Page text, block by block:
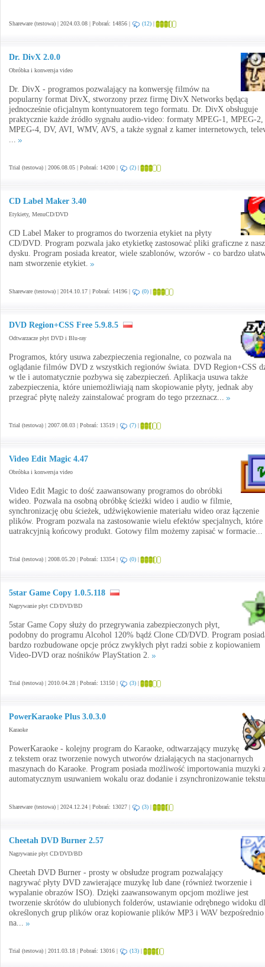
Shareware (testowa) | 2024.03.08 | Pobrań: 14856 | (12) |
Dr. DivX 2.0.0
Obróbka i konwersja video
Dr. DivX - programos pozwalający na konwersję filmów na
popularny format DivX, stworzony przez firmę DivX Networks będącą
jednocześnie oficjalnym kontynuatorem tego formatu. Dr. DivX obsługuje
praktycznie każde źródło sygnału audio-video: formaty MPEG-1, MPEG-2,
MPEG-4, DV, AVI, WMV, AVS, a także sygnał z kamer internetowych,
...
Trial (testowa) | 2006.08.05 | Pobrań: 14200 | (2) |
CD Label Maker 3.40
Etykiety, MenuCD/DVD
CD Label Maker to programos do tworzenia etykiet na płyty
CD/DVD. Program pozwala jako etykietkę zastosować pliki graficzne z
dysku. Program posiada kreator, wiele szablonów, wzorów - co bardzo
nam stworzenie etykiet.
Shareware (testowa) | 2014.10.17 | Pobrań: 14196 | (0) |
DVD Region+CSS Free 5.9.8.5
Odtwarzacze płyt DVD i Blu-ray
Programos, który usuwa zabezpieczenia regionalne, co pozwala na
oglądanie filmów DVD z wszystkich regionów świata. DVD Region+CSS
w tle i automatycznie pozbywa się zabezpieczeń. Aplikacja usuwa także
zabezpieczenia, które uniemożliwiają nam skopiowanie płyty, jednak aby
przegrać płytę należy zainstalować program do tego przeznacz...
Trial (testowa) | 2007.08.03 | Pobrań: 13519 | (7) |
Video Edit Magic 4.47
Obróbka i konwersja video
Video Edit Magic to dość zaawansowany programos do obróbki
wideo. Pozwala na osobną obróbkę ścieżki wideo i audio w filmie,
synchronizację obu ścieżek, udźwiękowienie materiału wideo oraz łączenie
plików. Program pozwala na zastosowanie wielu efektów specjalnych, które
uatrakcyjnią końcowy produkt. Gotowy film możemy zapisać w formacie...
Trial (testowa) | 2008.05.20 | Pobrań: 13354 | (0) |
5star Game Copy 1.0.5.118
Nagrywanie płyt CD/DVD/BD
5star Game Copy służy do przegrywania zabezpieczonych płyt,
podobny do programu Alcohol 120% bądź Clone CD/DVD. Program
bardzo rozbudowane opcje prócz zwykłych płyt radzi sobie z kopiowaniem
Video-DVD oraz nośników PlayStation 2.
Trial (testowa) | 2010.04.28 | Pobrań: 13150 | (3) |
PowerKaraoke Plus 3.0.3.0
Karaoke
PowerKaraoke - kolejny program do Karaoke, odtwarzający muzykę
z tekstem oraz tworzenie nowych utworów działających na stacjonarnych
maszynach do Karaoke. Program posiada możliwość importowania muzyki
automatycznym usuwaniem wokalu oraz dodanie i zsynchronizowanie
Shareware (testowa) | 2024.12.24 | Pobrań: 13027 | (3) |
Cheetah DVD Burner 2.57
Nagrywanie płyt CD/DVD/BD
Cheetah DVD Burner - prosty w obsłudze program pozwalający
nagrywać płyty DVD zawierające muzykę lub dane (również tworzenie i
wypalanie obrazów ISO). Dzięki zaawansowanym opcjom możliwe jest
tworzenie skrótów do ulubionych folderów, ustawianie odrębnego widoku
określonych grup plików oraz kopiowanie plików MP3 i WAV bezpośrednio
na...
Trial (testowa) | 2011.03.18 | Pobrań: 13016 | (13) |